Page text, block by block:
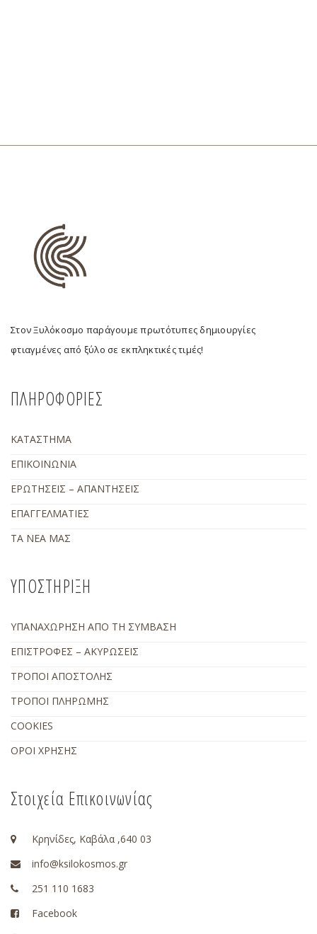
Στον Ξυλόκοσμο παράγουμε πρωτότυπες δημιουργίες
φτιαγμένες από ξύλο σε εκπληκτικές τιμές!
ΠΛΗΡΟΦΟΡΙΕΣ
ΚΑΤΑΣΤΗΜΑ
ΕΠΙΚΟΙΝΩΝΙΑ
ΕΡΩΤΗΣΕΙΣ – ΑΠΑΝΤΗΣΕΙΣ
ΕΠΑΓΓΕΛΜΑΤΙΕΣ
ΤΑ ΝΕΑ ΜΑΣ
ΥΠΟΣΤΗΡΙΞΗ
ΥΠΑΝΑΧΩΡΗΣΗ ΑΠΟ ΤΗ ΣΥΜΒΑΣΗ
ΕΠΙΣΤΡΟΦΕΣ – ΑΚΥΡΩΣΕΙΣ
ΤΡΟΠΟΙ ΑΠΟΣΤΟΛΗΣ
ΤΡΟΠΟΙ ΠΛΗΡΩΜΗΣ
COOKIES
ΟΡΟΙ ΧΡΗΣΗΣ
Στοιχεία Επικοινωνίας
Κρηνίδες, Καβάλα ,640 03
info@ksilokosmos.gr
251 110 1683
Facebook